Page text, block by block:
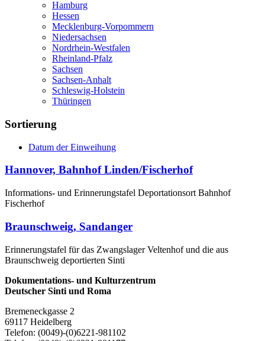
Hamburg
Hessen
Mecklenburg-Vorpommern
Niedersachsen
Nordrhein-Westfalen
Rheinland-Pfalz
Sachsen
Sachsen-Anhalt
Schleswig-Holstein
Thüringen
Sortierung
Datum der Einweihung
Hannover, Bahnhof Linden/Fischerhof
Informations- und Erinnerungstafel Deportationsort Bahnhof
Fischerhof
Braunschweig, Sandanger
Erinnerungstafel für das Zwangslager Veltenhof und die aus
Braunschweig deportierten Sinti
Dokumentations- und Kulturzentrum
Deutscher Sinti und Roma
Bremeneckgasse 2
69117 Heidelberg
Telefon: (0049)-(0)6221-981102